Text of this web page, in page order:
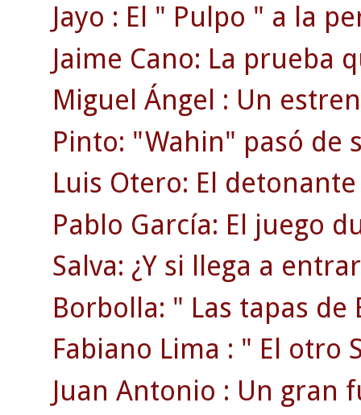
Jayo : El " Pulpo " a la
Jaime Cano: La prueba
Miguel Ángel : Un
Pinto: "Wahin" pasó de
Luis Otero: El
Pablo García: El juego
Salva: ¿Y si llega a
Borbolla: " Las tapas de
Fabiano Lima : " El otro
Juan Antonio : Un gran